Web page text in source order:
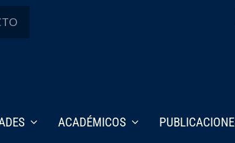
ACADÉMICOS